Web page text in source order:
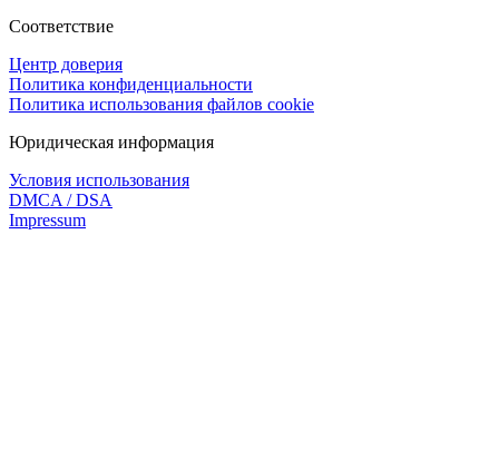
Соответствие
Центр доверия
Политика конфиденциальности
Политика использования файлов cookie
Юридическая информация
Условия использования
DMCA / DSA
Impressum